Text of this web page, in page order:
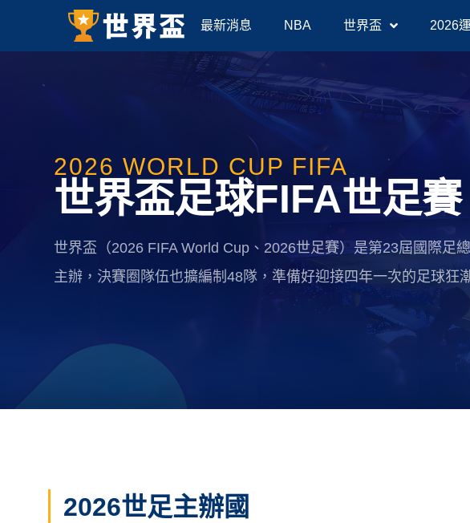
最新消息 NBA 世界盃 2026
2026 WORLD CUP FIFA
世界盃足球FIFA世足賽
世界盃（2026 FIFA World Cup、2026世足賽）是第23屆國際足
主辦，決賽圈隊伍也擴編制48隊，準備好迎接四年一次的足球狂
2026世足主辦國